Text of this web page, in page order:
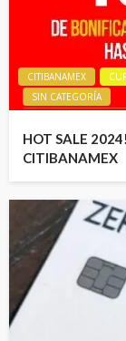
CITIBANAMEX
SIN CATEGORÍA
HOT SALE
CITIBANAMEX